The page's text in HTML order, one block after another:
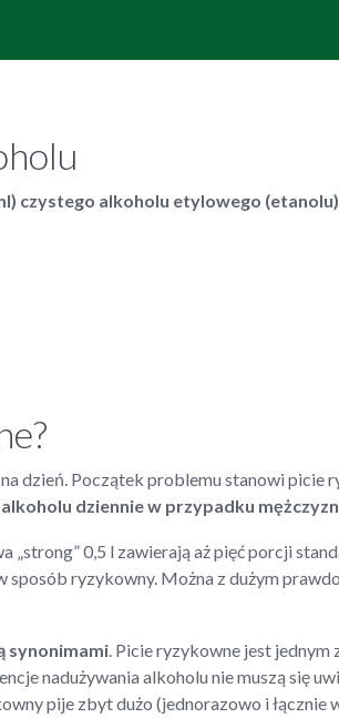
czystego alkoholu etylowego
dzień. Początek problemu stanowi picie
dziennie w przypadku
„strong” 0,5 l zawierają aż pięć porcji
sposób ryzykowny. Można z dużym
synonimami. Picie ryzykowne jest
nadużywania alkoholu nie muszą się
pije zbyt dużo (jednorazowo i łącznie